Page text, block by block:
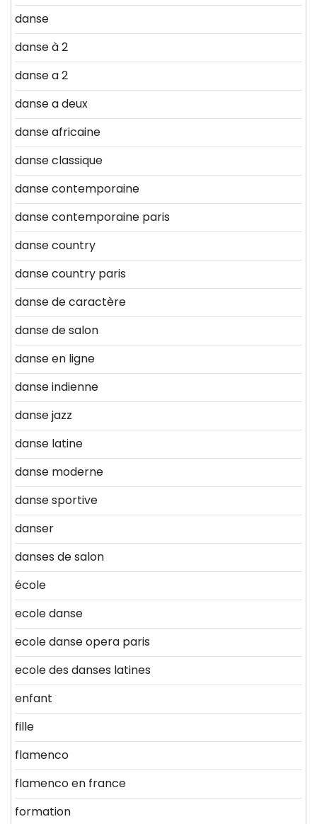
danse
danse à 2
danse a 2
danse a deux
danse africaine
danse classique
danse contemporaine
danse contemporaine paris
danse country
danse country paris
danse de caractère
danse de salon
danse en ligne
danse indienne
danse jazz
danse latine
danse moderne
danse sportive
danser
danses de salon
école
ecole danse
ecole danse opera paris
ecole des danses latines
enfant
fille
flamenco
flamenco en france
formation